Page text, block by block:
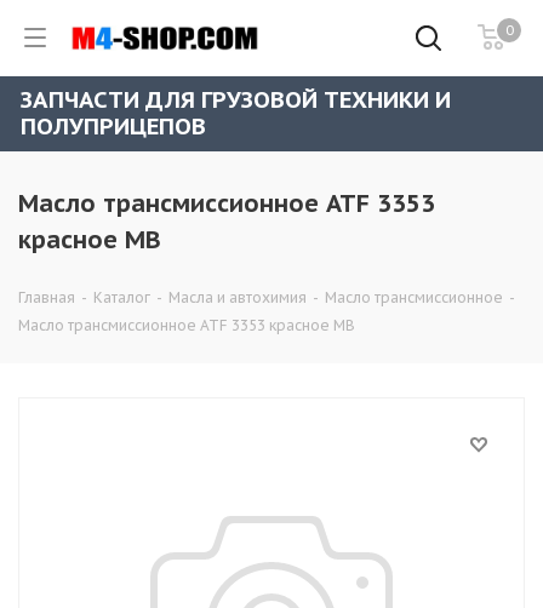
0
ЗАПЧАСТИ ДЛЯ ГРУЗОВОЙ ТЕХНИКИ И
ПОЛУПРИЦЕПОВ
Масло трансмиссионное ATF 3353
красное MB
Главная - Каталог - Масла и автохимия - Масло трансмиссионное -
Масло трансмиссионное ATF 3353 красное MB